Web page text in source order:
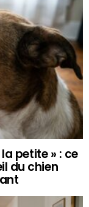
petite » : ce
du chien